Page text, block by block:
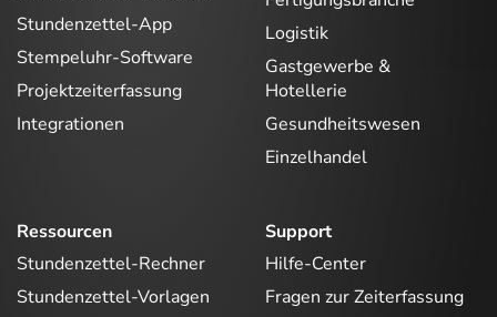
Stundenzettel-App
Stempeluhr-Software
Projektzeiterfassung
Integrationen
Logistik
Gastgewerbe &
Hotellerie
Gesundheitswesen
Einzelhandel
Ressourcen
Stundenzettel-Rechner
Stundenzettel-Vorlagen
Support
Hilfe-Center
Fragen zur Zeiterfassung